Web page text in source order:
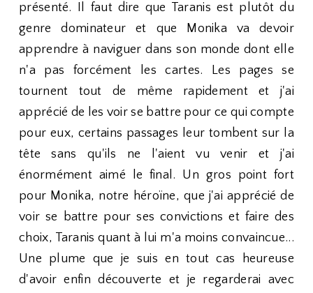
présenté. Il faut dire que Taranis est plutôt du
genre dominateur et que Monika va devoir
apprendre à naviguer dans son monde dont elle
n'a pas forcément les cartes. Les pages se
tournent tout de même rapidement et j'ai
apprécié de les voir se battre pour ce qui compte
pour eux, certains passages leur tombent sur la
tête sans qu'ils ne l'aient vu venir et j'ai
énormément aimé le final. Un gros point fort
pour Monika, notre héroïne, que j'ai apprécié de
voir se battre pour ses convictions et faire des
choix, Taranis quant à lui m'a moins convaincue...
Une plume que je suis en tout cas heureuse
d'avoir enfin découverte et je regarderai avec